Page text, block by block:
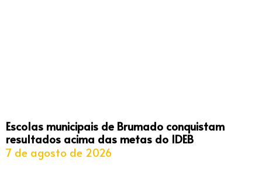
Escolas municipais de Brumado conquistam
resultados acima das metas do IDEB
7 de agosto de 2026